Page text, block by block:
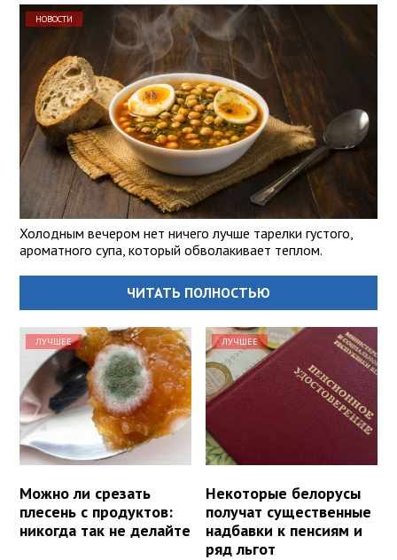
НОВОСТИ
Холодным вечером нет ничего лучше тарелки густого,
ароматного супа, который обволакивает теплом.
ЧИТАТЬ ПОЛНОСТЬЮ
ЛУЧШЕЕ
Можно ли срезать
плесень с продуктов:
никогда так не делайте
ЛУЧШЕЕ
Некоторые белорусы
получат существенные
надбавки к пенсиям и
ряд льгот